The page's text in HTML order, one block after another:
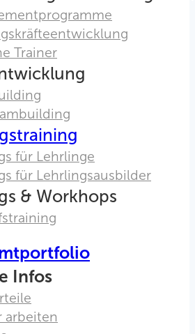
Trainer
für Lehrlinge
für Lehrlingsausbilder
& Workhops
Infos
arbeiten